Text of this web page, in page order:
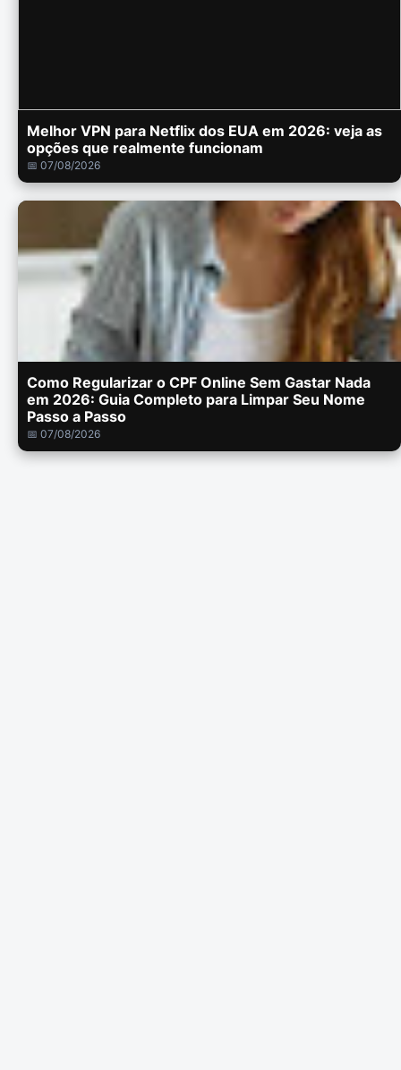
Melhor VPN para Netflix dos EUA em 2026: veja as
opções que realmente funcionam
📅 07/08/2026
Como Regularizar o CPF Online Sem Gastar Nada
em 2026: Guia Completo para Limpar Seu Nome
Passo a Passo
📅 07/08/2026